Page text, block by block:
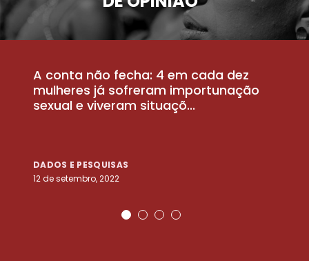
A conta não fecha: 4 em cada dez
mulheres já sofreram importunação
sexual e viveram situaçõ...
DADOS E PESQUISAS
12 de setembro, 2022